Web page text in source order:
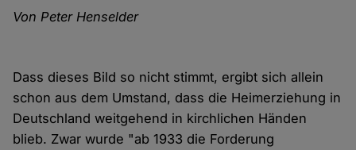
Von Peter Henselder
Dass dieses Bild so nicht stimmt, ergibt sich allein
schon aus dem Umstand, dass die Heimerziehung in
Deutschland weitgehend in kirchlichen Händen
blieb. Zwar wurde "ab 1933 die Forderung